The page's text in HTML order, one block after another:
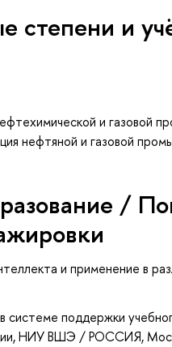
степени и
и газовой
нефтяной и газовой
/
и применение в
системе поддержки
, НИУ ВШЭ / РОССИЯ,